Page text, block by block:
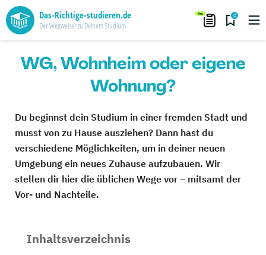
Das-Richtige-studieren.de
Der Wegweiser zu Deinem Studium
0
WG, Wohnheim oder eigene
Wohnung?
Du beginnst dein Studium in einer fremden Stadt und
musst von zu Hause ausziehen? Dann hast du
verschiedene Möglichkeiten, um in deiner neuen
Umgebung ein neues Zuhause aufzubauen. Wir
stellen dir hier die üblichen Wege vor – mitsamt der
Vor- und Nachteile.
Inhaltsverzeichnis